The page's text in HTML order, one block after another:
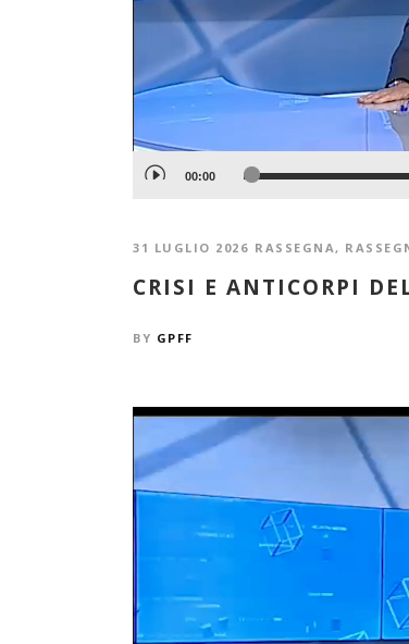
00:00
31 LUGLIO 2026 RASSEGNA ,
CRISI E ANTICORPI
BY GPFF
Video
Player